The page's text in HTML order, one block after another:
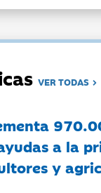
VER TODAS
a la
y